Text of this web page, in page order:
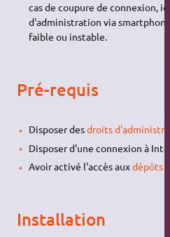
cas de coupure de connexion,
d'administration via
faible ou instable.
Pré-requis
Disposer desdroits
Disposer d'une connexion à
Avoir activé l'accès auxdépôts
Installation